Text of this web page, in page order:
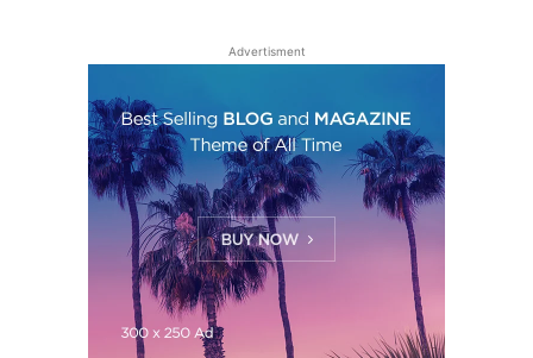
Advertisment